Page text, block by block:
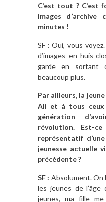
C’est tout ? C’est
images
minutes !
SF : Oui, vous
d’images en huis-
garde en sortant
beaucoup plus.
Par ailleurs, la
Ali et à tous ceux
génération
révolution. Est-
représentatif
jeunesse actuelle
précédente ?
SF : Absolument. On
les jeunes de l’âge
jeunes, ma fille